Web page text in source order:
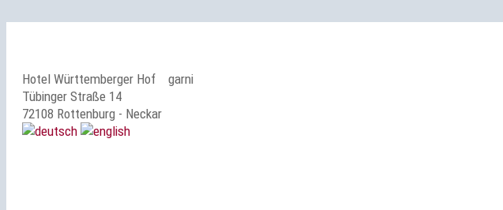
Hotel Württemberger Hof
garni
Tübinger Straße 14
72108 Rottenburg - Neckar